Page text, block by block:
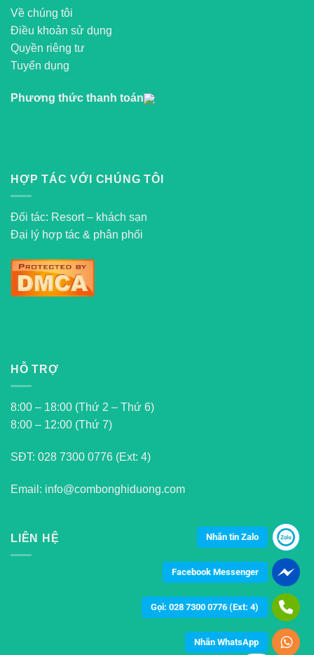
Về chúng tôi
Điều khoản sử dụng
Quyền riêng tư
Tuyển dụng
Phương thức thanh toán
HỢP TÁC VỚI CHÚNG TÔI
Đối tác: Resort – khách sạn
Đại lý hợp tác & phân phối
HỖ TRỢ
8:00 – 18:00 (Thứ 2 – Thứ 6)
8:00 – 12:00 (Thứ 7)
SĐT: 028 7300 0776 (Ext: 4)
Email: info@combonghiduong.com
LIÊN HỆ Nhắn tin Zalo
Facebook Messenger
Gọi: 028 7300 0776 (Ext: 4)
Nhắn WhatsApp